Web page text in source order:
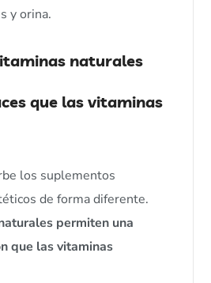
y orina.
naturales
que las vitaminas
los suplementos
de forma diferente.
permiten una
que las vitaminas